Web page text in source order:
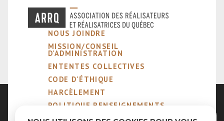
NOUS JOINDRE
MISSION/CONSEIL
D'ADMINISTRATION
ENTENTES COLLECTIVES
CODE D'ÉTHIQUE
HARCÈLEMENT
POLITIQUE RENSEIGNEMENTS